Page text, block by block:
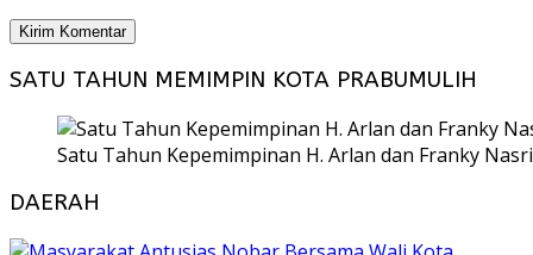
SATU TAHUN MEMIMPIN KOTA PRABUMULIH
Satu Tahun Kepemimpinan H. Arlan dan Franky
DAERAH